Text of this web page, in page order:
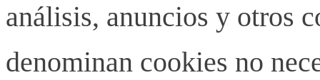
análisis, anuncios y otros
denominan cookies no